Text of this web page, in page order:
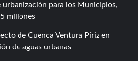
urbanización para los Municipios,
millones
de Cuenca Ventura Píriz en
de aguas urbanas